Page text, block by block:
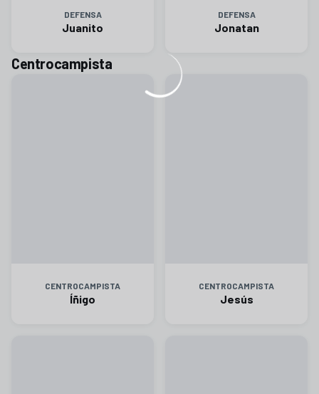
DEFENSA
Juanito
DEFENSA
Jonatan
Centrocampista
CENTROCAMPISTA
Íñigo
CENTROCAMPISTA
Jesús